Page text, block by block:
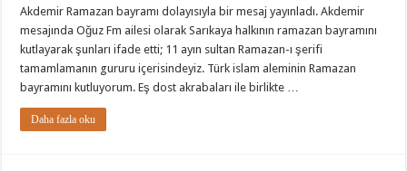
Akdemir Ramazan bayramı dolayısıyla bir mesaj yayınladı. Akdemir
mesajında Oğuz Fm ailesi olarak Sarıkaya halkının ramazan bayramını
kutlayarak şunları ifade etti; 11 ayın sultan Ramazan-ı şerifi
tamamlamanın gururu içerisindeyiz. Türk islam aleminin Ramazan
bayramını kutluyorum. Eş dost akrabaları ile birlikte …
Daha fazla oku